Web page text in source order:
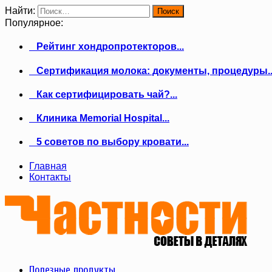
Найти:
Популярное:
Рейтинг хондропротекторов...
Сертификация молока: документы,
Как сертифицировать чай?...
Клиника Memorial Hospital...
5 советов по выбору кровати...
Главная
Контакты